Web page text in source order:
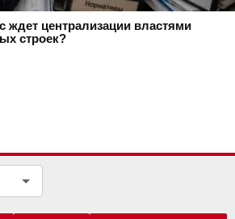
ждет централизации властями
строек?